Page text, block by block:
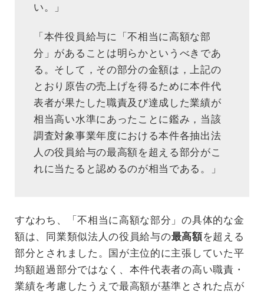
い。」
「本件役員給与に「不相当に高額な部
分」があることは明らかというべきであ
る。そして，その部分の金額は，上記の
とおり原告の売上げを得るために本件代
表者が果たした職責及び達成した業績が
相当高い水準にあったことに鑑み，当該
調査対象事業年度における本件各抽出法
人の役員給与の最高額を超える部分がこ
れに当たると認めるのが相当である。」
すなわち、「不相当に高額な部分」の具体的な金
額は、同業類似法人の役員給与の最高額を超える
部分とされました。国が主位的に主張していた平
均額超過部分ではなく、本件代表者の高い職責・
業績を考慮したうえで最高額が基準とされた点が